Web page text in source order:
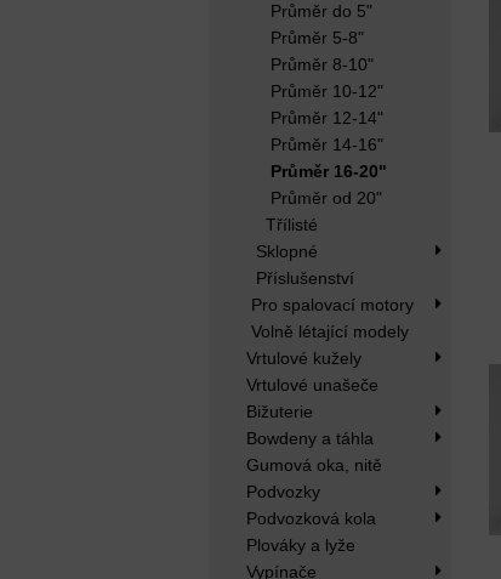
Průměr do 5"
Průměr 5-8"
Průměr 8-10"
Průměr 10-12"
Průměr 12-14"
Průměr 14-16"
Průměr 16-20"
Průměr od 20"
Třílisté
Sklopné
Příslušenství
Pro spalovací motory
Volně létající modely
Vrtulové kužely
Vrtulové unašeče
Bižuterie
Bowdeny a táhla
Gumová oka, nitě
Podvozky
Podvozková kola
Plováky a lyže
Vypínače